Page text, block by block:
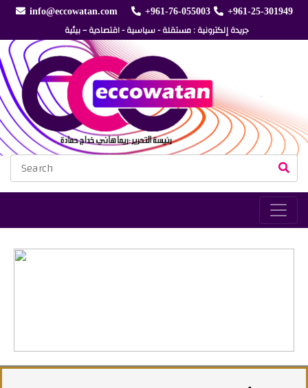
info@eccowatan.com +961-76-055003 +961-25-301949
جريدة إلكترونية : مستقلة - سياسية - اقتصادية – بيئية